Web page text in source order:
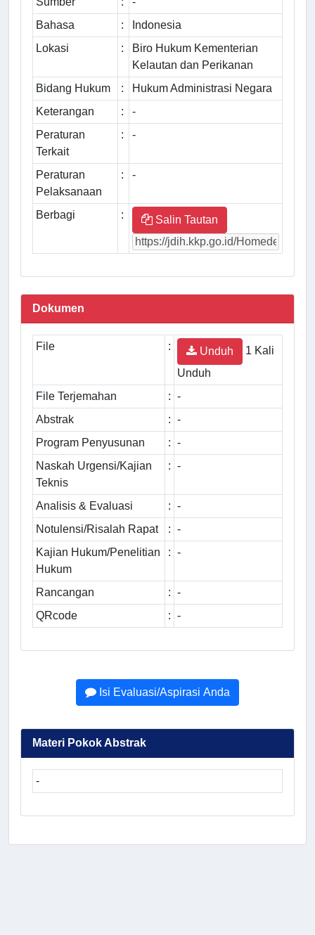
Bahasa
:
Indonesia
Lokasi
:
Biro Hukum Kementerian
Kelautan dan Perikanan
Bidang Hukum
:
Hukum Administrasi Negara
Keterangan
:
-
Peraturan
Terkait
: -
Peraturan
Pelaksanaan
: -
Berbagi : Salin Tautan
Dokumen
File : Unduh
1 Kali
Unduh
File Terjemahan
: -
Abstrak
: -
Program Penyusunan
: -
Naskah Urgensi/Kajian
Teknis
: -
Analisis & Evaluasi : -
Notulensi/Risalah Rapat
: -
Kajian Hukum/Penelitian
Hukum
: -
Rancangan : -
QRcode
: -
Isi Evaluasi/Aspirasi Anda
Materi Pokok Abstrak
-